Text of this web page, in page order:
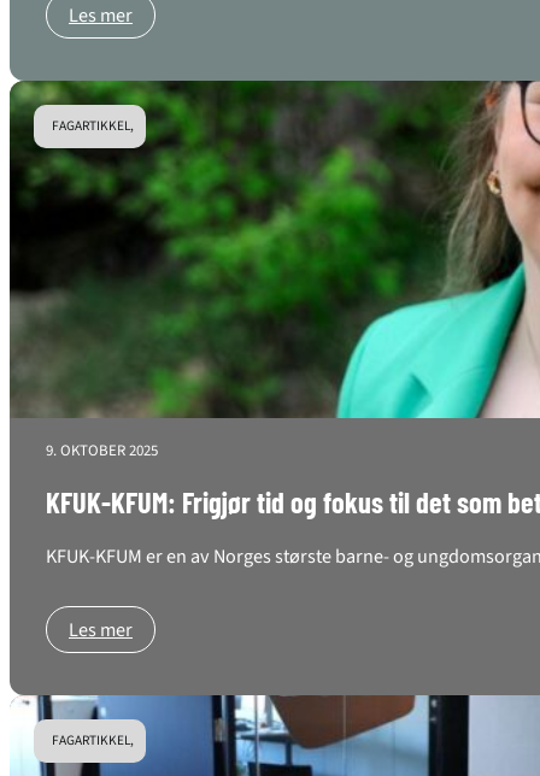
Les mer
FAGARTIKKEL,
9. OKTOBER 2025
KFUK-KFUM: Frigjør tid og fokus til det som
KFUK-KFUM er en av Norges største barne- og
Les mer
FAGARTIKKEL,